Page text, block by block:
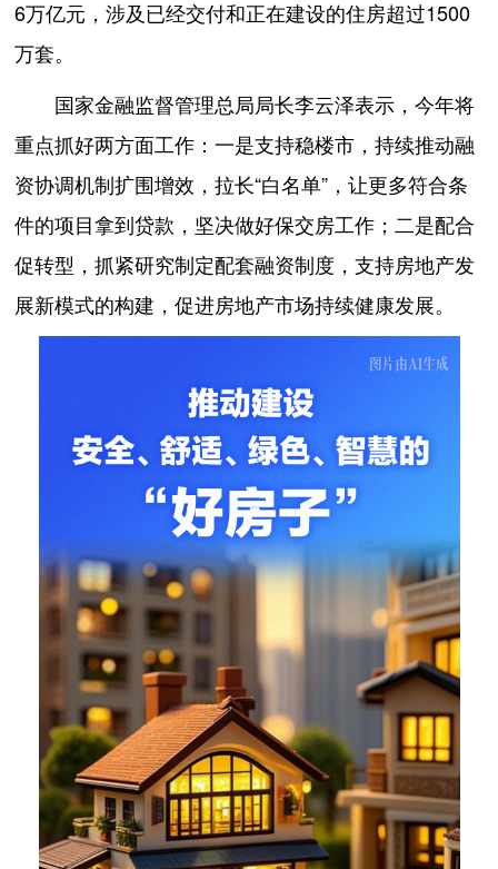
6万亿元，涉及已经交付和正在建设的住房超过1500
万套。
国家金融监督管理总局局长李云泽表示，今年将
重点抓好两方面工作：一是支持稳楼市，持续推动融
资协调机制扩围增效，拉长“白名单”，让更多符合条
件的项目拿到贷款，坚决做好保交房工作；二是配合
促转型，抓紧研究制定配套融资制度，支持房地产发
展新模式的构建，促进房地产市场持续健康发展。